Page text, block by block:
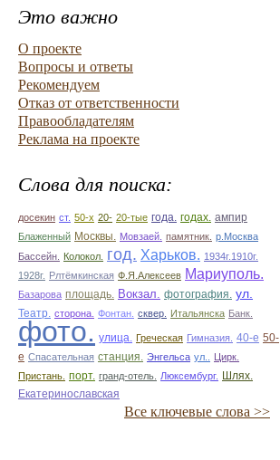
Это важно
О проекте
Вопросы и ответы
Рекомендуем
Отказ от ответственности
Правообладателям
Реклама на проекте
Слова для поиска:
досекин ст. 50-х 20- 20-тые года. годах. ампир
Блаженный Москвы. Мовзаей. памятник. р.Москва
Бассейн.
Колокол. год. Харьков. 1934г.1910г.
1928г. Рлтёмкинская Ф.Я.Алексеев Мариуполь.
Базарова площадь. Вокзал. фотография. ул.
Театр. сторона. Фонтан. сквер. Итальянска Банк.
фото. улица. Греческая Гимназия. 40-е 50-
е Спасательная станция. Энгельса ул..
Цирк.
Пристань. порт. гранд-отель. Люксембург. Шлях.
Екатеринославская
Все ключевые слова >>